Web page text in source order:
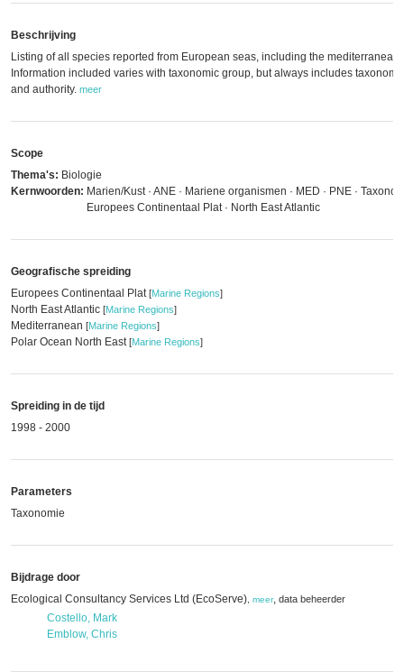
Beschrijving
Listing of all species reported from European seas, including the mediterranean.
Information included varies with taxonomic group, but always includes
and authority. meer
Scope
Thema's: Biologie
Kernwoorden: Marien/Kust · ANE · Mariene organismen · MED · PNE ·
Europees Continentaal Plat · North East Atlantic
Geografische spreiding
Europees Continentaal Plat[Marine Regions]
North East Atlantic [Marine Regions]
Mediterranean [Marine Regions]
Polar Ocean North East[Marine Regions]
Spreiding in de tijd
1998 - 2000
Parameters
Taxonomie
Bijdrage door
Ecological Consultancy Services Ltd (EcoServe) meer, data beheerder
Costello, Mark
Emblow, Chris